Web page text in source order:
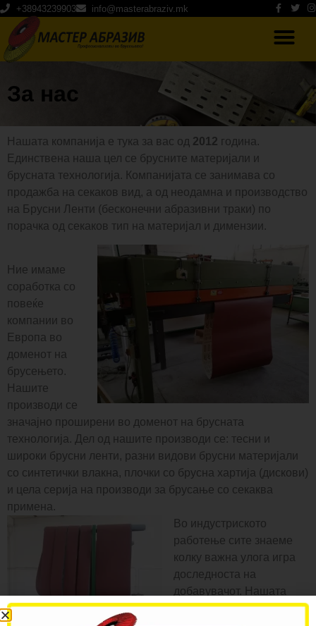
+38943239903 info@masterabraziv.mk
За нас
Нашата компанија е тука за вас од 2012 година.
Единствена наша цел се брусните материјали и
брусната технологија. Компанијата се занимава со
продажба на секаков вид, а од неодамна и производство
на Брусни Ленти (бесконечни абразивни траки) по
порачка од секаков тип на материјал и димензии.
Ние имаме
соработка со
повеќе
компании во
Европа во
доменот на
брусењето.
Нашите
производи се
значајно проширени во доменот на брусната
технологија. Дел од нашите производи се: тесни и
широки брусни ленти, разни видови брусни материјали
со синтетички влакна, плочки со брусна хартија (дискови)
и цела серија на производи за брусање со секаква
примена.
Во индустриското
работење сите знаеме
колку важна улога игра
доследноста на
добавувачот. Нашата
компанија ја потврдува